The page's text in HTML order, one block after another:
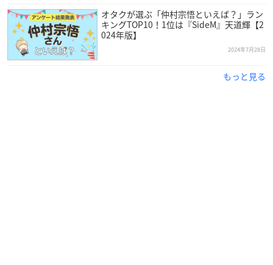
オタクが選ぶ「仲村宗悟といえば？」ラン
キングTOP10！1位は『SideM』天道輝【2
024年版】
2024年7月28日
もっと見る